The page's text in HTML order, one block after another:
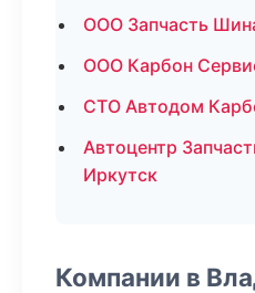
ООО Запчасть
ООО Карбон
СТО Автодом
Автоцентр
Иркутск
Компании в